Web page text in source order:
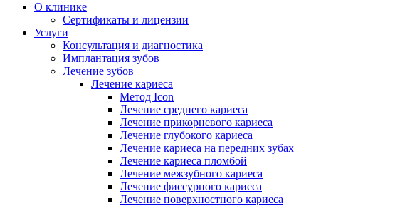
О клинике
Сертификаты и лицензии
Услуги
Консультация и диагностика
Имплантация зубов
Лечение зубов
Лечение кариеса
Метод Icon
Лечение среднего кариеса
Лечение прикорневого кариеса
Лечение глубокого кариеса
Лечение кариеса на передних зубах
Лечение кариеса пломбой
Лечение межзубного кариеса
Лечение фиссурного кариеса
Лечение поверхностного кариеса